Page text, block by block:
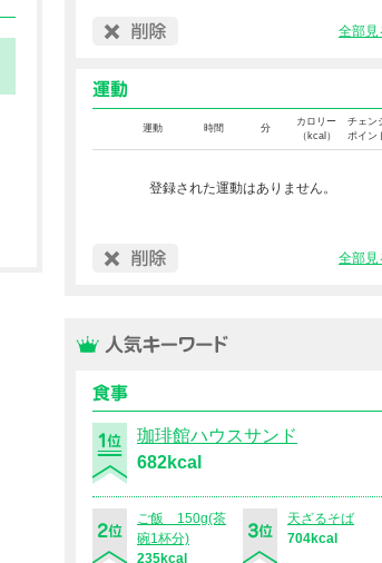
全部見
運動 時間 分
カロリー
（kcal）
チェン
ポイン
登録された運動はありません。
全部見
珈琲館ハウスサンド
682kcal
ご飯 150g(茶
碗1杯分)
235kcal
天ざるそば
704kcal